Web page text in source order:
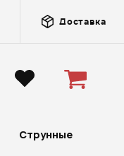
Доставка
Струнные